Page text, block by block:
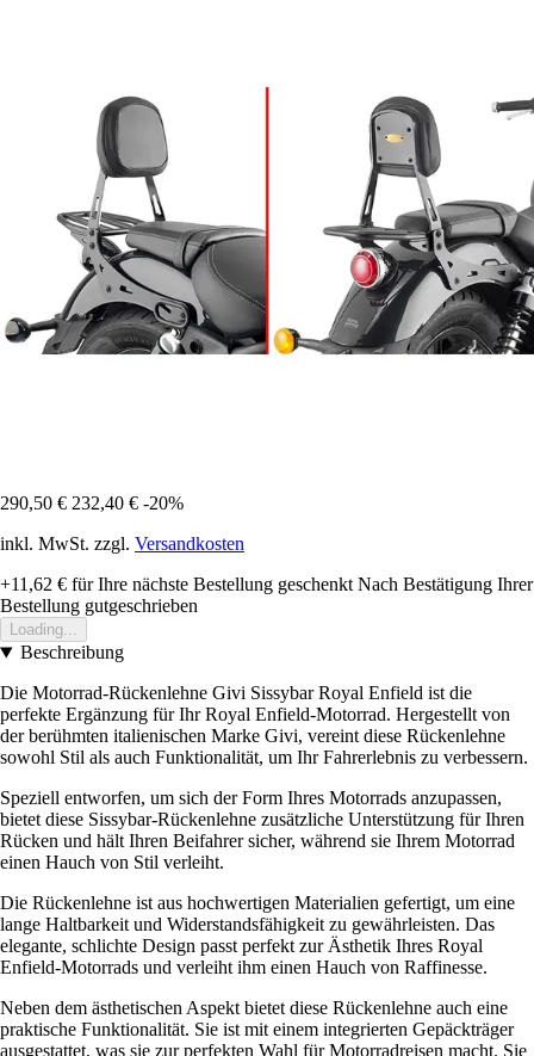
290,50 € 232,40 € -20%
inkl. MwSt. zzgl. Versandkosten
+11,62 € für Ihre nächste Bestellung geschenkt Nach Bestätigung Ihrer
Bestellung gutgeschrieben
Loading...
Beschreibung
Die Motorrad-Rückenlehne Givi Sissybar Royal Enfield ist die
perfekte Ergänzung für Ihr Royal Enfield-Motorrad. Hergestellt von
der berühmten italienischen Marke Givi, vereint diese Rückenlehne
sowohl Stil als auch Funktionalität, um Ihr Fahrerlebnis zu verbessern.
Speziell entworfen, um sich der Form Ihres Motorrads anzupassen,
bietet diese Sissybar-Rückenlehne zusätzliche Unterstützung für Ihren
Rücken und hält Ihren Beifahrer sicher, während sie Ihrem Motorrad
einen Hauch von Stil verleiht.
Die Rückenlehne ist aus hochwertigen Materialien gefertigt, um eine
lange Haltbarkeit und Widerstandsfähigkeit zu gewährleisten. Das
elegante, schlichte Design passt perfekt zur Ästhetik Ihres Royal
Enfield-Motorrads und verleiht ihm einen Hauch von Raffinesse.
Neben dem ästhetischen Aspekt bietet diese Rückenlehne auch eine
praktische Funktionalität. Sie ist mit einem integrierten Gepäckträger
ausgestattet, was sie zur perfekten Wahl für Motorradreisen macht. Sie